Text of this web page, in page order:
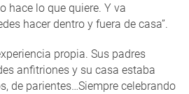
hace lo que quiere. Y va
hacer dentro y fuera de casa”.
propia. Sus padres
anfitriones y su casa estaba
de parientes…Siempre celebrando